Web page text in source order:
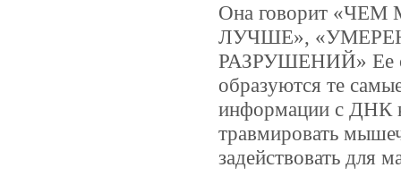
Она говорит
ЛУЧШЕ»,
РАЗРУШЕНИЙ» Ее
образуются те
информации с ДНК
травмировать
задействовать для